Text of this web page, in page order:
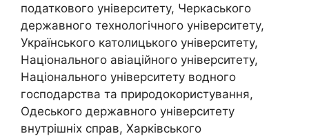
податкового університету, Черкаського
державного технологічного університету,
Українського католицького університету,
Національного авіаційного університету,
Національного університету водного
господарства та природокористування,
Одеського державного університету
внутрішніх справ, Харківського